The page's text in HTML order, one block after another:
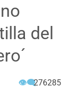
del
👁‍🗨276285